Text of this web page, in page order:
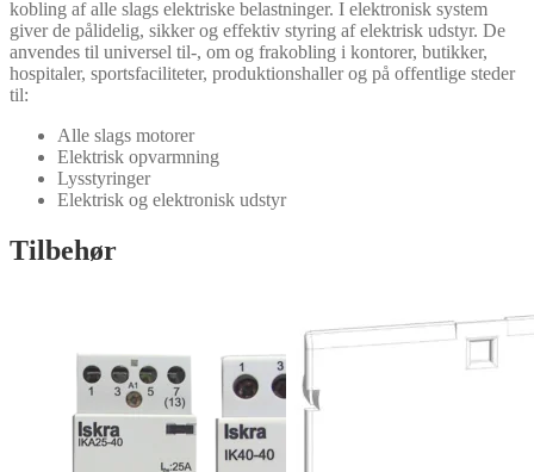
kobling af alle slags elektriske belastninger. I elektronisk system
giver de pålidelig, sikker og effektiv styring af elektrisk udstyr. De
anvendes til universel til-, om og frakobling i kontorer, butikker,
hospitaler, sportsfaciliteter, produktionshaller og på offentlige steder
til:
Alle slags motorer
Elektrisk opvarmning
Lysstyringer
Elektrisk og elektronisk udstyr
Tilbehør